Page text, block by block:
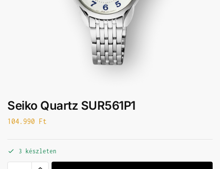
Seiko Quartz SUR561P1
104.990 Ft
3 készleten